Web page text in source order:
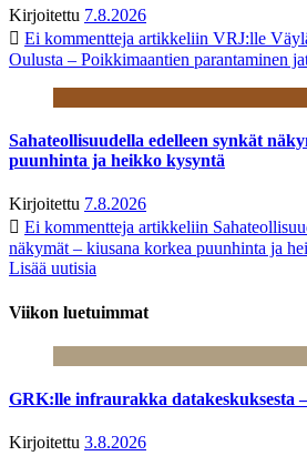
Kirjoitettu 7.8.2026
Ei kommentteja artikkeliin VRJ:lle
Oulusta – Poikkimaantien parantaminen
Sahateollisuudella edelleen synkät
puunhinta ja heikko kysyntä
Kirjoitettu 7.8.2026
Ei kommentteja artikkeliin
näkymät – kiusana korkea puunhinta ja
Lisää uutisia
Viikon luetuimmat
GRK:lle infraurakka datakeskuksesta
Kirjoitettu 3.8.2026